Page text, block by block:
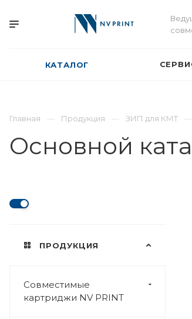
КАТАЛОГ
Главная Продукция ЗИП для КМТ
Основной
ПРОДУКЦИЯ
Совместимые
картриджи NV PRINT